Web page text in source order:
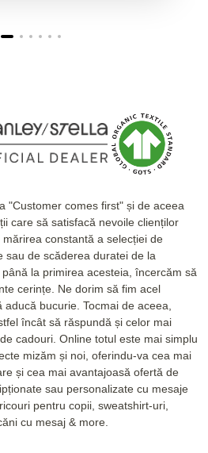
"Customer comes first" și de aceea
care să satisfacă nevoile clienților
constantă a selecției de
sau de scăderea duratei de la
la primirea acesteia, încercăm să
cerințe. Ne dorim să fim acel
bucurie. Tocmai de aceea,
încât să răspundă și celor mai
cadouri. Online totul este mai simplu
mizăm și noi, oferindu-va cea mai
și cea mai avantajoasă ofertă de
sau personalizate cu mesaje
pentru copii, sweatshirt-uri,
cu mesaj & more.